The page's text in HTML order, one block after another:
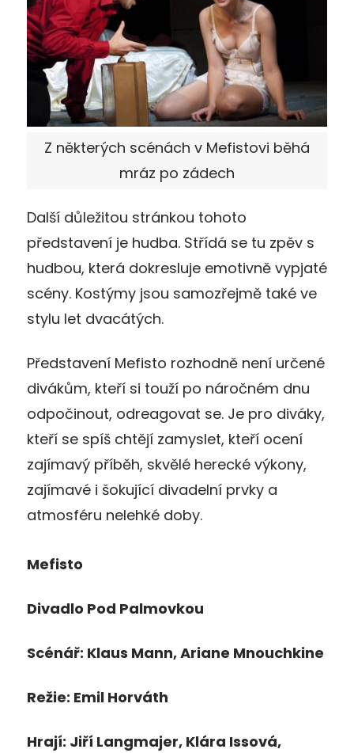
Z některých scénách v Mefistovi běhá
mráz po zádech
Další důležitou stránkou tohoto
představení je hudba. Střídá se tu zpěv s
hudbou, která dokresluje emotivně vypjaté
scény. Kostýmy jsou samozřejmě také ve
stylu let dvacátých.
Představení Mefisto rozhodně není určené
divákům, kteří si touží po náročném dnu
odpočinout, odreagovat se. Je pro diváky,
kteří se spíš chtějí zamyslet, kteří ocení
zajímavý příběh, skvělé herecké výkony,
zajímavé i šokující divadelní prvky a
atmosféru nelehké doby.
Mefisto
Divadlo Pod Palmovkou
Scénář: Klaus Mann, Ariane Mnouchkine
Režie: Emil Horváth
Hrají: Jiří Langmajer, Klára Issová,